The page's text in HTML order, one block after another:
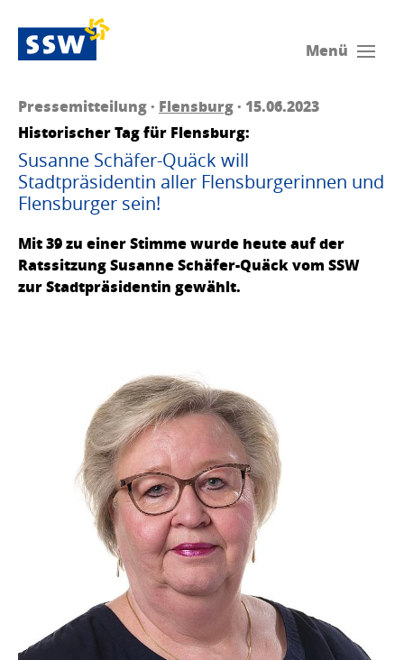
Menü
Pressemitteilung · Flensburg· 15.06.2023
Historischer Tag für Flensburg:
Susanne Schäfer-Quäck will
Stadtpräsidentin aller Flensburgerinnen und
Flensburger sein!
Mit 39 zu einer Stimme wurde heute auf der
Ratssitzung Susanne Schäfer-Quäck vom SSW
zur Stadtpräsidentin gewählt.